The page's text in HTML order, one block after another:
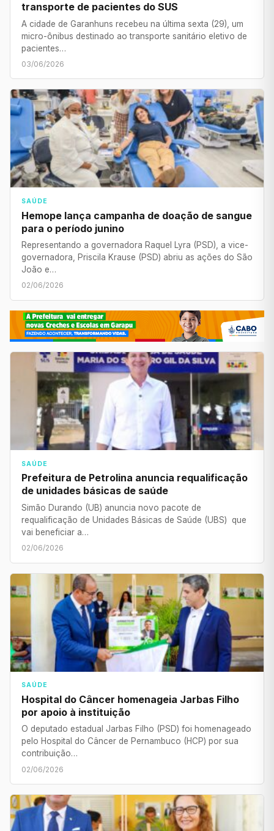
transporte de pacientes do SUS
A cidade de Garanhuns recebeu na última sexta (29), um
micro-ônibus destinado ao transporte sanitário eletivo de
pacientes…
03/06/2026
SAÚDE
Hemope lança campanha de doação de sangue
para o período junino
Representando a governadora Raquel Lyra (PSD), a vice-
governadora, Priscila Krause (PSD) abriu as ações do São
João e…
02/06/2026
SAÚDE
Prefeitura de Petrolina anuncia requalificação
de unidades básicas de saúde
Simão Durando (UB) anuncia novo pacote de
requalificação de Unidades Básicas de Saúde (UBS) que
vai beneficiar a…
02/06/2026
SAÚDE
Hospital do Câncer homenageia Jarbas Filho
por apoio à instituição
O deputado estadual Jarbas Filho (PSD) foi homenageado
pelo Hospital do Câncer de Pernambuco (HCP) por sua
contribuição…
02/06/2026